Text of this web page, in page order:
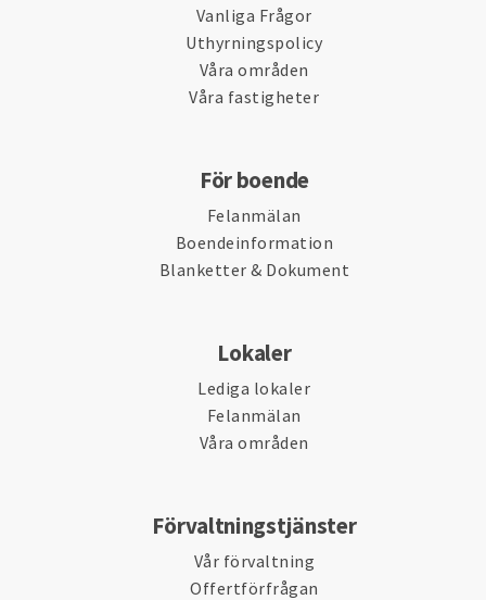
Vanliga Frågor
Uthyrningspolicy
Våra områden
Våra fastigheter
För boende
Felanmälan
Boendeinformation
Blanketter & Dokument
Lokaler
Lediga lokaler
Felanmälan
Våra områden
Förvaltningstjänster
Vår förvaltning
Offertförfrågan